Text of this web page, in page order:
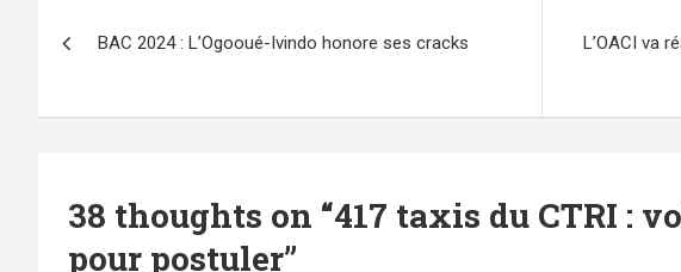
de
l’article
BAC 2024 : L’Ogooué-Ivindo honore ses cracks
L’OACI va
38 thoughts on “417 taxis du CTRI :
pour postuler”